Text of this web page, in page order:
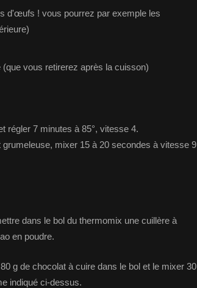
d'œufs ! vous pourrez par exemple les
vous retirerez après la cuisson)
régler 7 minutes à 85°, vitesse 4.
mixer 15 à 20 secondes à vitesse 9
dans le bol du thermomix une cuillère à
en poudre.
g de chocolat à cuire dans le bol et le mixer 30
indiqué ci-dessus.